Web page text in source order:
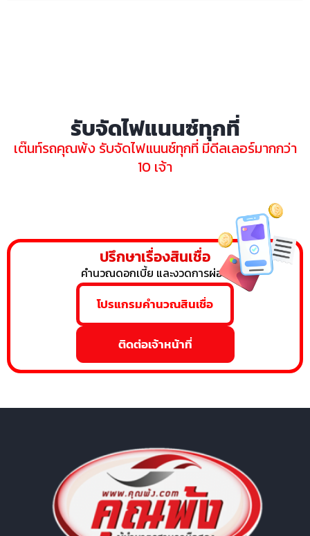
รับจัดไฟแนนซ์ทุกที่
เต๊นท์รถคุณพ้ง รับจัดไฟแนนซ์ทุกที่ มีดีลเลอร์มากกว่า
10 เจ้า
ปรึกษาเรื่องสินเชื่อ
คำนวณดอกเบี้ย และงวดการผ่อน
โปรแกรมคำนวณสินเชื่อ
ติดต่อเจ้าหน้าที่